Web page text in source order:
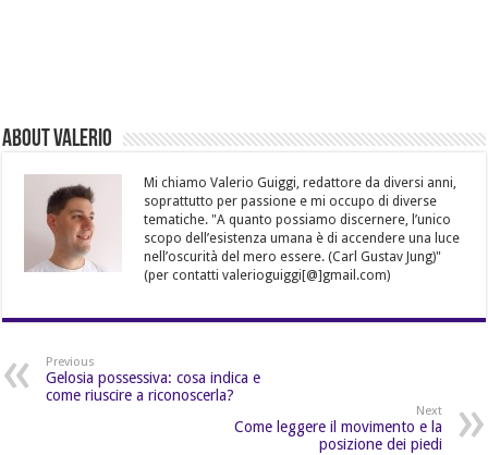
About Valerio
Mi chiamo Valerio Guiggi, redattore da diversi anni,
soprattutto per passione e mi occupo di diverse
tematiche. "A quanto possiamo discernere, l’unico
scopo dell’esistenza umana è di accendere una luce
nell’oscurità del mero essere. (Carl Gustav Jung)"
(per contatti valerioguiggi[@]gmail.com)
Previous
Gelosia possessiva: cosa indica e
come riuscire a riconoscerla?
Next
Come leggere il movimento e la
posizione dei piedi